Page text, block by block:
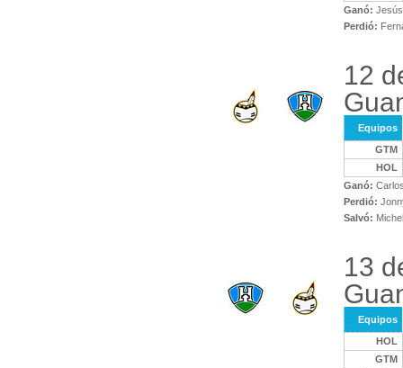
Ganó:
Perdió:
12
Equipos
GTM
HOL
Ganó:
Perdió:
Salvó:
13
Equipos
HOL
GTM